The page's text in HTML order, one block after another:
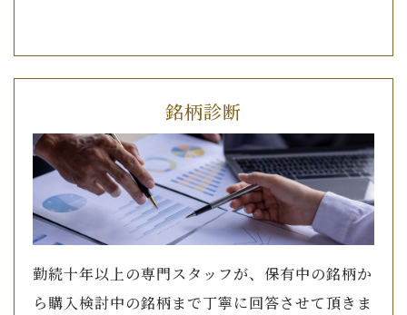
銘柄診断
勤続十年以上の専門スタッフが、保有中の銘柄か
ら購入検討中の銘柄まで丁寧に回答させて頂きま